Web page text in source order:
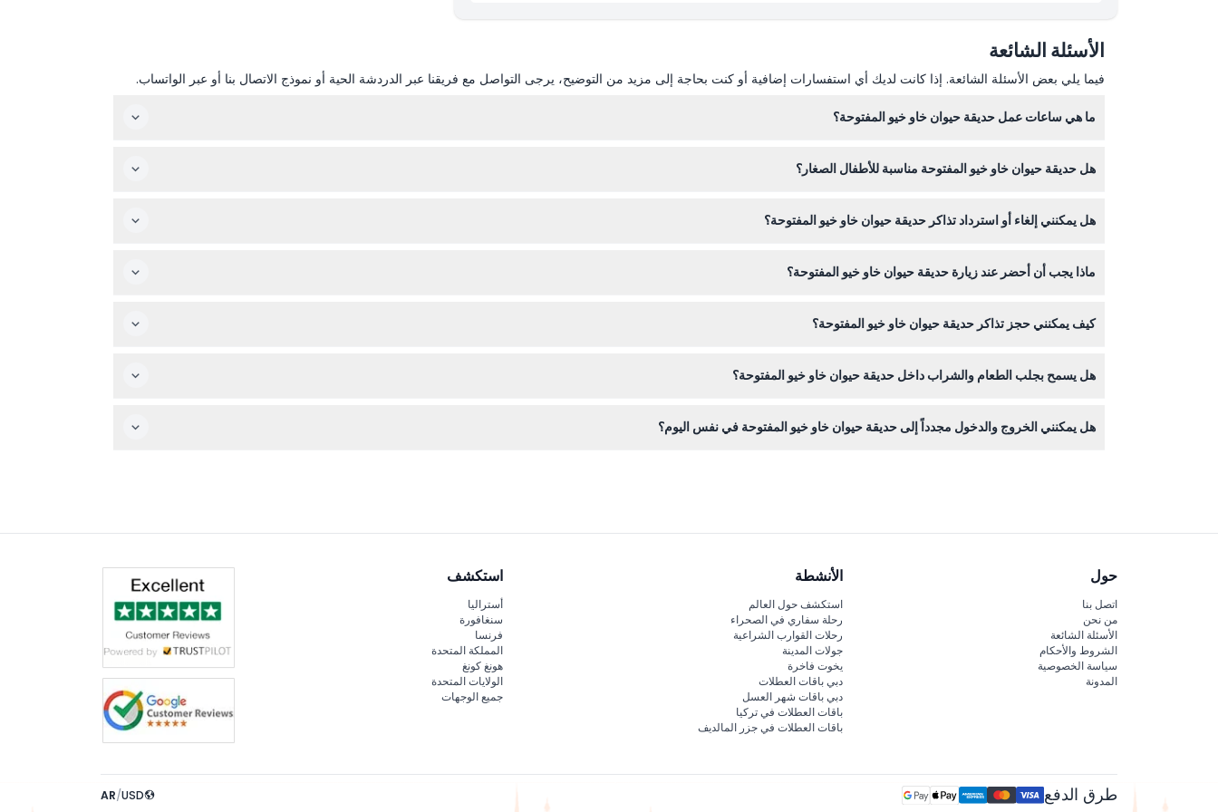
الموقع
الأسئلة الشائعة
فيما يلي بعض الأسئلة الشائعة. إذا كانت لديك أي استفسارات إضافية أو كنت بحاجة إلى مزيد من التوضيح، يرجى التواصل مع فريقنا عبر الدردشة الحية أو نموذج الاتصال بنا أو عبر الواتساب.
ما هي ساعات عمل حديقة حيوان خاو خيو المفتوحة؟
هل حديقة حيوان خاو خيو المفتوحة مناسبة للأطفال الصغار؟
هل يمكنني إلغاء أو استرداد تذاكر حديقة حيوان خاو خيو المفتوحة؟
ماذا يجب أن أحضر عند زيارة حديقة حيوان خاو خيو المفتوحة؟
كيف يمكنني حجز تذاكر حديقة حيوان خاو خيو المفتوحة؟
هل يسمح بجلب الطعام والشراب داخل حديقة حيوان خاو خيو المفتوحة؟
هل يمكنني الخروج والدخول مجدداً إلى حديقة حيوان خاو خيو المفتوحة في نفس اليوم؟
حول
اتصل بنا
من نحن
الأسئلة الشائعة
الشروط والأحكام
سياسة الخصوصية
المدونة
الأنشطة
استكشف حول العالم
رحلة سفاري في الصحراء
رحلات القوارب الشراعية
جولات المدينة
يخوت فاخرة
دبي باقات العطلات
دبي باقات شهر العسل
باقات العطلات في تركيا
باقات العطلات في جزر المالديف
استكشف
أستراليا
سنغافورة
فرنسا
المملكة المتحدة
هونغ كونغ
الولايات المتحدة
جميع الوجهات
طرق الدفع AR/USD